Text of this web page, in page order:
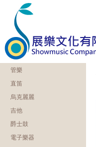
管樂
直笛
烏克麗麗
吉他
爵士鼓
電子樂器